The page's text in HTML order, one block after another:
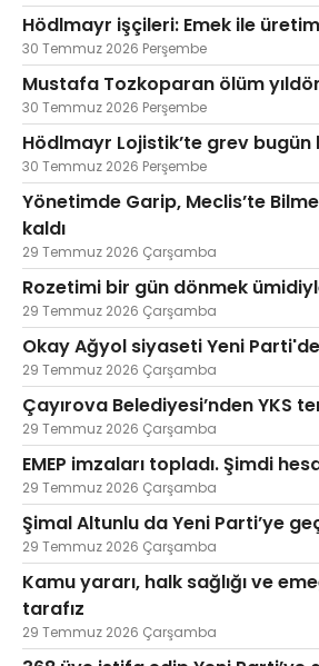
Hödlmayr işçileri: Emek ile
30 Temmuz 2026 Perşembe
Mustafa Tozkoparan ölüm
30 Temmuz 2026 Perşembe
Hödlmayr Lojistik’te grev bugün
30 Temmuz 2026 Perşembe
Yönetimde Garip, Meclis’te
kaldı
29 Temmuz 2026 Çarşamba
Rozetimi bir gün dönmek
29 Temmuz 2026 Çarşamba
Okay Ağyol siyaseti Yeni
29 Temmuz 2026 Çarşamba
Çayırova Belediyesi’nden YKS
29 Temmuz 2026 Çarşamba
EMEP imzaları topladı. Şimdi
29 Temmuz 2026 Çarşamba
Şimal Altunlu da Yeni Parti’ye
29 Temmuz 2026 Çarşamba
Kamu yararı, halk sağlığı ve
tarafız
29 Temmuz 2026 Çarşamba